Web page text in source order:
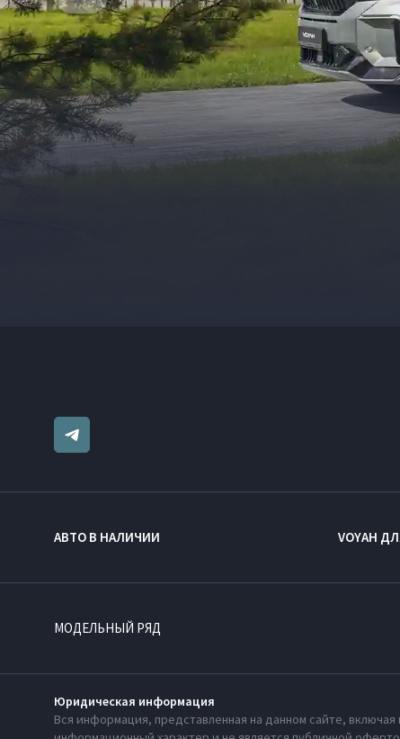
АВТО В НАЛИЧИИ VOYAH
МОДЕЛЬНЫЙ РЯД
Юридическая информация
Вся информация, представленная на данном сайте,